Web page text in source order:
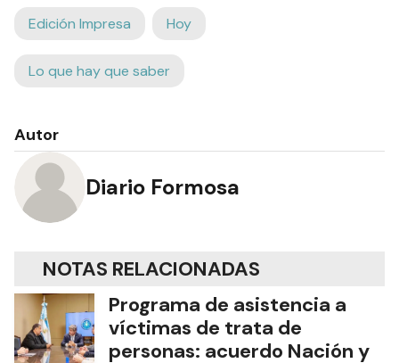
Edición Impresa Hoy
Lo que hay que saber
Autor
Diario Formosa
NOTAS RELACIONADAS
Programa de asistencia a
víctimas de trata de
personas: acuerdo Nación y